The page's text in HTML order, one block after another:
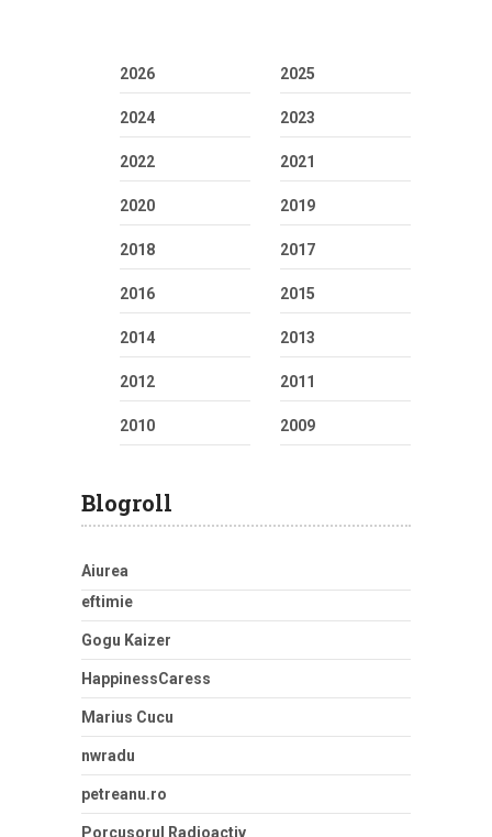
2026 2025
2024 2023
2022 2021
2020 2019
2018 2017
2016 2015
2014 2013
2012 2011
2010 2009
Blogroll
Aiurea
eftimie
Gogu Kaizer
HappinessCaress
Marius Cucu
nwradu
petreanu.ro
Porcusorul Radioactiv